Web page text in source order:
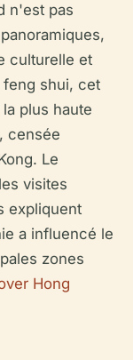
n'est pas
culturelle et
feng shui, cet
plus haute
, censée
Le
visites
expliquent
a influencé le
zones
Hong